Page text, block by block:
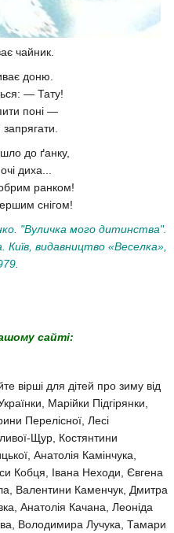
чайник.
доню.
— Тату!
поні —
до ґанку,
диха...
ранком!
снігом!
"Вуличка мого дитинства".
видавництво «Веселка»,
сайті:
вірші для дітей про зиму від
Марійки Підгірянки,
Перелісної, Лесі
Щур, Костянтини
Анатолія Камінчука,
Кобця, Івана Неходи, Євгена
Валентини Каменчук, Дмитра
Анатолія Качана, Леоніда
Володимира Лучука, Тамари